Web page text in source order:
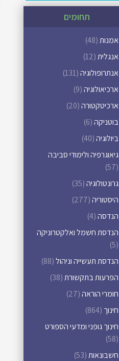
תחומים
אמנות(48)
אנגלית(12)
אנתרופולוגיה(131)
ארכיאולוגיה(9)
ארכיטקטורה(20)
בוטניקה(6)
ביולוגיה(40)
גיאוגרפיה ולימודי סביבה
(57)
גרונטולוגיה(35)
היסטוריה(277)
הנדסה(4)
הנדסת חשמל ואלקטרוניקה
(5)
הנדסת תעשייה וניהול(88)
הפרעות בתקשורת(38)
חומרי הוראה(27)
חינוך (864)
חינוך גופני ומדעי הספורט
(58)
חשבונאות(53)